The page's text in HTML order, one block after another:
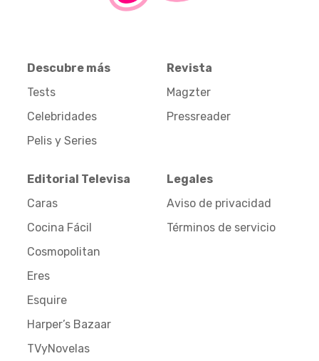
Descubre más
Tests
Celebridades
Pelis y Series
Revista
Magzter
Pressreader
Editorial Televisa
Caras
Cocina Fácil
Cosmopolitan
Eres
Esquire
Harper’s Bazaar
TVyNovelas
Legales
Aviso de privacidad
Términos de servicio